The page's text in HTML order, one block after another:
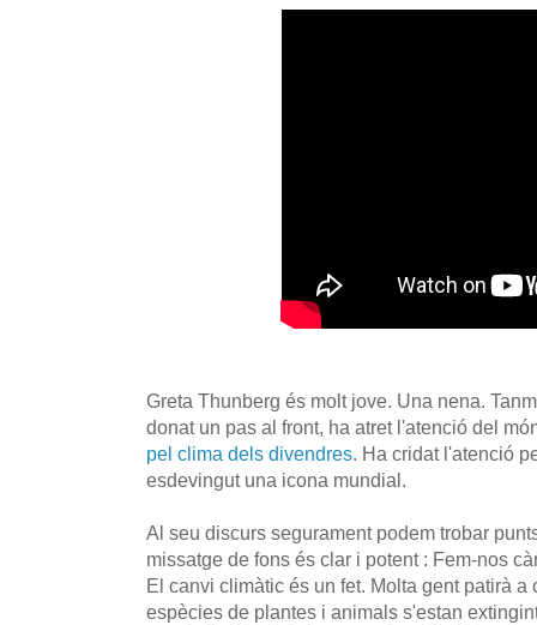
Greta Thunberg és molt jove. Una nena.
donat un pas al front, ha atret l'atenció del
pel clima dels divendres. Ha cridat l'atenció
esdevingut una icona mundial.
Al seu discurs segurament podem trobar
missatge de fons és clar i potent : Fem-nos
El canvi climàtic és un fet. Molta gent patirà
espècies de plantes i animals s'estan